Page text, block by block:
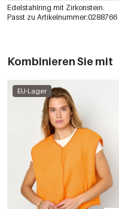
Edelstahlring mit Zirkonstein.
Passt zu Artikelnummer:0288766
Kombinieren Sie mit
EU-Lager